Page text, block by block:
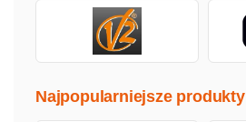
Najpopularniejsze produkty